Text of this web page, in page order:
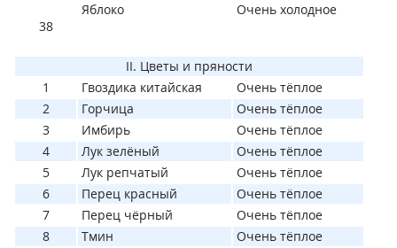
38
Яблоко Очень холодное
II. Цветы и пряности
1
Гвоздика китайская
Очень тёплое
2
Горчица
Очень тёплое
3
Имбирь
Очень тёплое
4
Лук зелёный
Очень тёплое
5
Лук репчатый
Очень тёплое
6
Перец красный
Очень тёплое
7
Перец чёрный
Очень тёплое
8
Тмин
Очень тёплое